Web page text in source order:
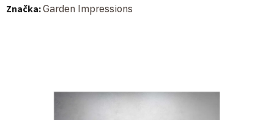
Značka:Garden Impressions